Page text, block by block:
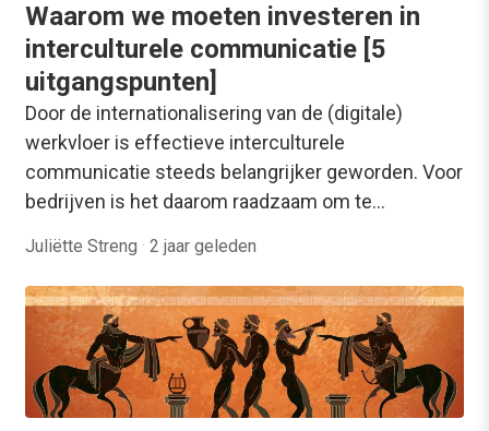
Waarom we moeten investeren in
interculturele communicatie [5
uitgangspunten]
Door de internationalisering van de (digitale)
werkvloer is effectieve interculturele
communicatie steeds belangrijker geworden. Voor
bedrijven is het daarom raadzaam om te…
Juliëtte Streng · 2 jaar geleden